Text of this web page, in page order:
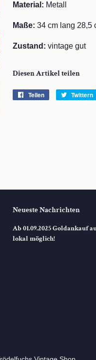
Material: Metall
Maße: 34 cm lang 28,5
Zustand: vintage gut
Diesen Artikel teilen
Teilen Twittern
Neueste Nachrichten
Ab 01.09.2025 Goldankauf
lokal möglich!